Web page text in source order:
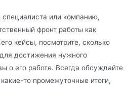
специалиста или компанию,
фронт работы как
кейсы, посмотрите, сколько
достижения нужного
о его работе. Всегда обсуждайте
то промежуточные итоги,